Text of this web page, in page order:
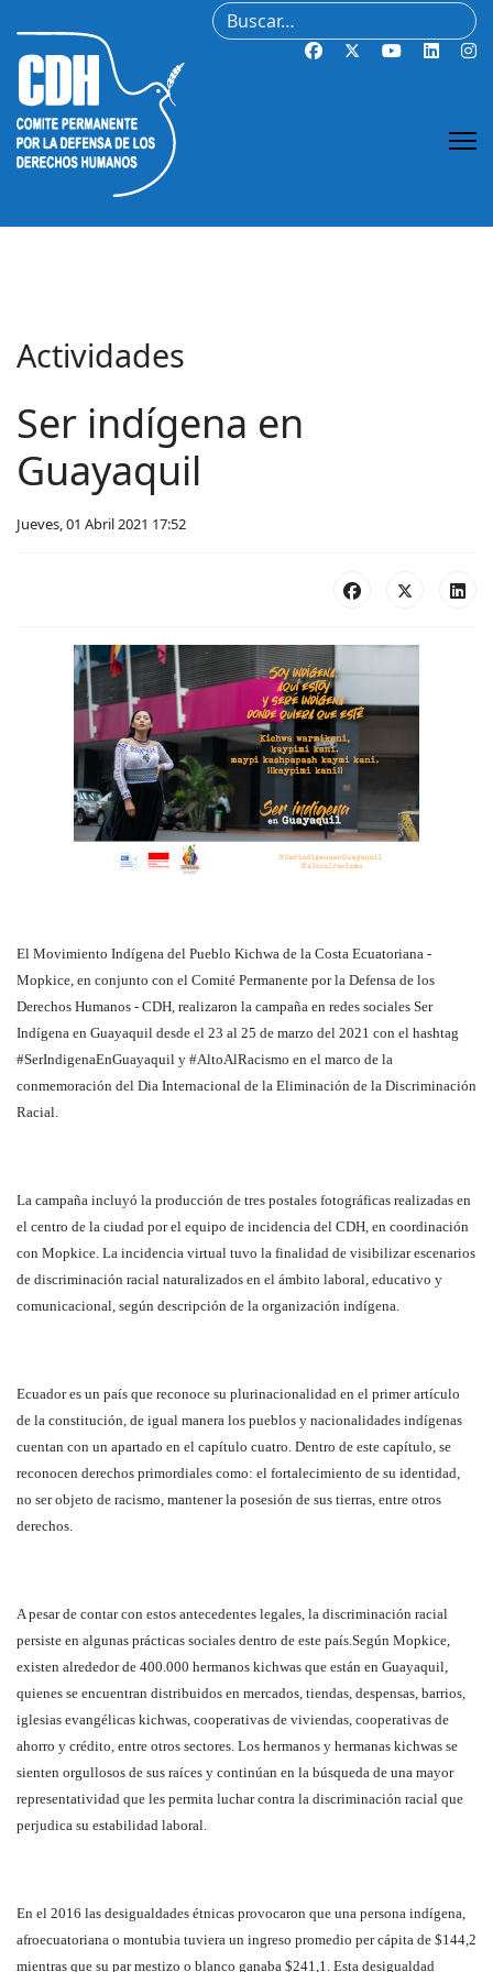
Buscar
Actividades
Ser indígena en
Guayaquil
Jueves, 01 Abril 2021 17:52
El Movimiento Indígena del Pueblo Kichwa de la Costa Ecuatoriana -
Mopkice, en conjunto con el Comité Permanente por la Defensa de los
Derechos Humanos - CDH, realizaron la campaña en redes sociales Ser
Indígena en Guayaquil desde el 23 al 25 de marzo del 2021 con el hashtag
#SerIndigenaEnGuayaquil y #AltoAlRacismo en el marco de la
conmemoración del Dia Internacional de la Eliminación de la Discriminación
Racial.
La campaña incluyó la producción de tres postales fotográficas realizadas en
el centro de la ciudad por el equipo de incidencia del CDH, en coordinación
con Mopkice. La incidencia virtual tuvo la finalidad de visibilizar escenarios
de discriminación racial naturalizados en el ámbito laboral, educativo y
comunicacional, según descripción de la organización indígena.
Ecuador es un país que reconoce su plurinacionalidad en el primer artículo
de la constitución, de igual manera los pueblos y nacionalidades indígenas
cuentan con un apartado en el capítulo cuatro. Dentro de este capítulo, se
reconocen derechos primordiales como: el fortalecimiento de su identidad,
no ser objeto de racismo, mantener la posesión de sus tierras, entre otros
derechos.
A pesar de contar con estos antecedentes legales, la discriminación racial
persiste en algunas prácticas sociales dentro de este país.Según Mopkice,
existen alrededor de 400.000 hermanos kichwas que están en Guayaquil,
quienes se encuentran distribuidos en mercados, tiendas, despensas, barrios,
iglesias evangélicas kichwas, cooperativas de viviendas, cooperativas de
ahorro y crédito, entre otros sectores. Los hermanos y hermanas kichwas se
sienten orgullosos de sus raíces y continúan en la búsqueda de una mayor
representatividad que les permita luchar contra la discriminación racial que
perjudica su estabilidad laboral.
En el 2016 las desigualdades étnicas provocaron que una persona indígena,
afroecuatoriana o montubia tuviera un ingreso promedio per cápita de $144,2
mientras que su par mestizo o blanco ganaba $241,1. Esta desigualdad